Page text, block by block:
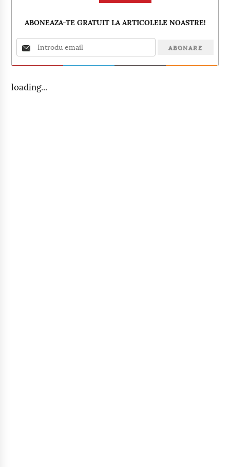
ABONEAZA-TE GRATUIT LA ARTICOLELE NOASTRE!
loading...